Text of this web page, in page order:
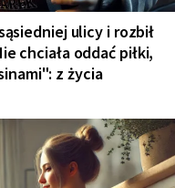
ulicy i rozbił
chciała oddać piłki,
z życia